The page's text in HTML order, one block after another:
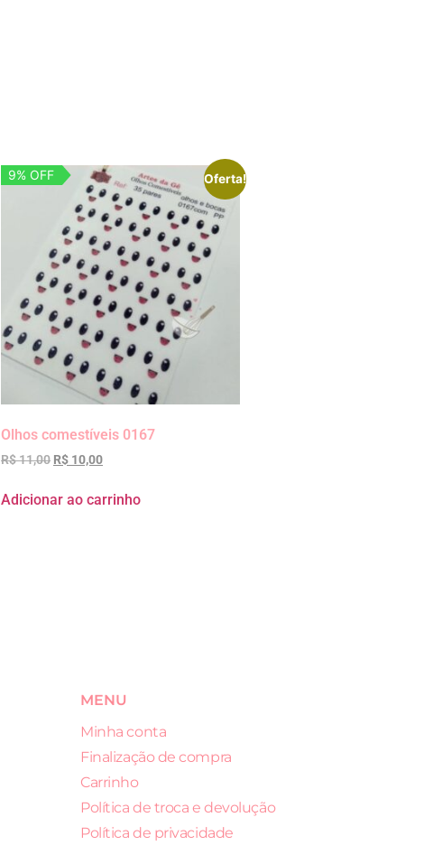
Oferta!
9% OFF
Olhos comestíveis 0167
R$11,00 R$ 10,00
Adicionar ao carrinho
MENU
Minha conta
Finalização de compra
Carrinho
Política de troca e devolução
Política de privacidade